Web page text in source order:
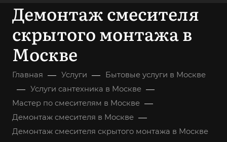
Демонтаж смесителя
скрытого монтажа в
Москве
Главная — Услуги — Бытовые услуги в Москве
— Услуги сантехника в Москве —
Мастер по смесителям в Москве —
Демонтаж смесителя в Москве —
Демонтаж смесителя скрытого монтажа в Москве